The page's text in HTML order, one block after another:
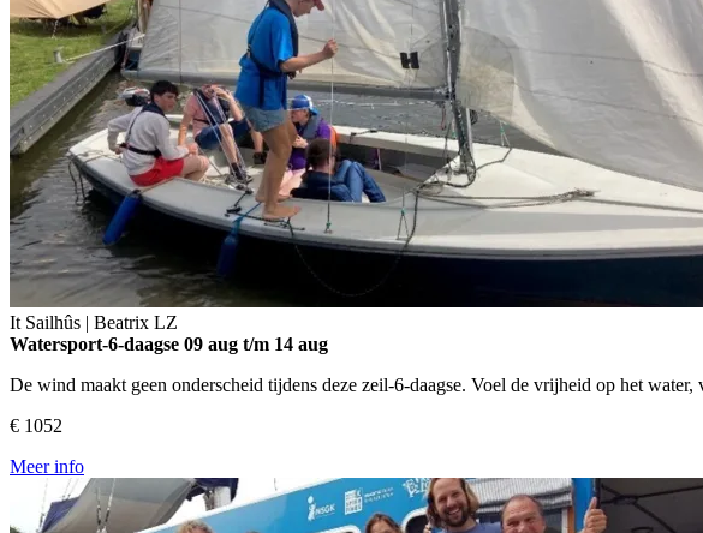
It Sailhûs | Beatrix LZ
Watersport-6-daagse 09 aug t/m 14 aug
De wind maakt geen onderscheid tijdens deze zeil-6-daagse. Voel de vrijheid op het
€ 1052
Meer info